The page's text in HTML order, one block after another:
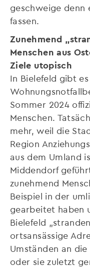
geschweige denn
fassen.
Zunehmend
Menschen aus
Ziele utopisch
In Bielefeld gibt
Sommer 2024
Menschen.
mehr, weil die
Region
aus dem Umland
Middendorf
zunehmend
Beispiel in der
gearbeitet haben
Bielefeld
ortsansässige
Umständen an
oder sie zuletzt